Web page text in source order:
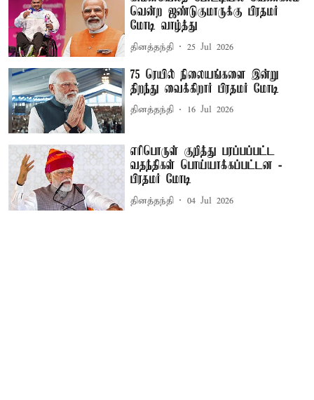
வென்ற ஜண்டுகுமாருக்கு பிரதமர்
மோடி வாழ்த்து
தினத்தந்தி 25 Jul 2026
75 ரெயில் நிலையங்களை இன்று
திறந்து வைக்கிறார் பிரதமர் மோடி
தினத்தந்தி 16 Jul 2026
எரிபொருள் குறித்து பரப்பப்பட்ட
வதந்திகள் பொய்யாக்கப்பட்டன -
பிரதமர் மோடி
தினத்தந்தி 04 Jul 2026